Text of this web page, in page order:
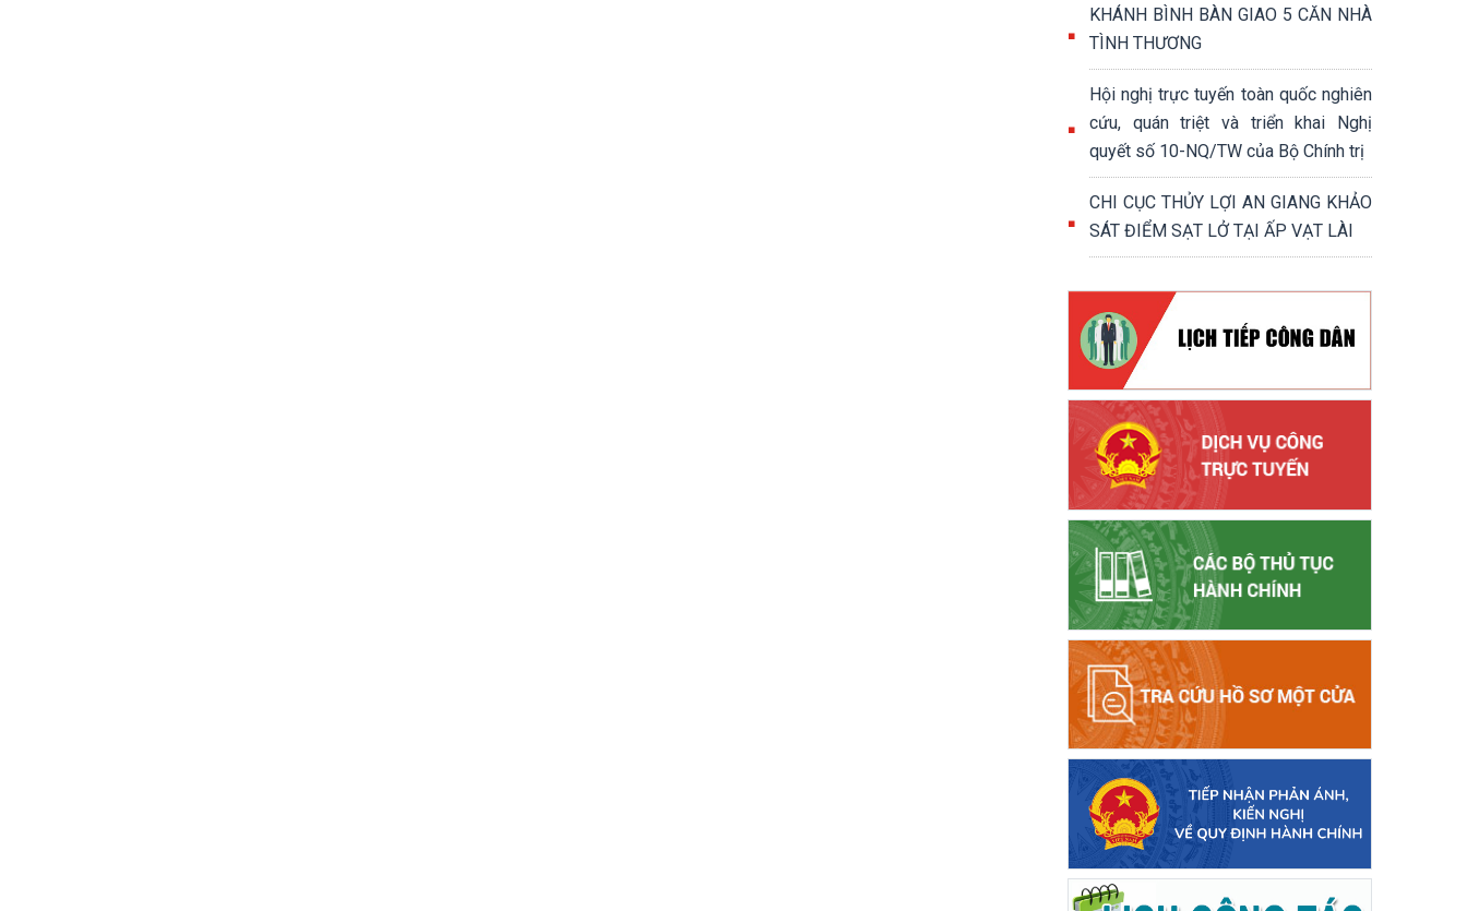
KHÁNH BÌNH BÀN GIAO 5 CĂN NHÀ
TÌNH THƯƠNG
Hội nghị trực tuyến toàn quốc nghiên
cứu, quán triệt và triển khai Nghị
quyết số 10-NQ/TW của Bộ Chính trị
CHI CỤC THỦY LỢI AN GIANG KHẢO
SÁT ĐIỂM SẠT LỞ TẠI ẤP VẠT LÀI